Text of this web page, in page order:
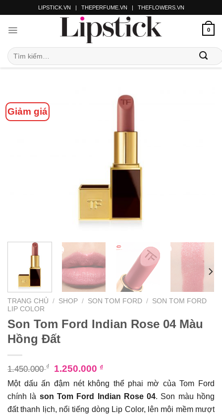
LIPSTICK.VN | THEPERFUME.VN | THEFLOWERS.VN
0
Giảm giá
TRANG CHỦ / SHOP / SON TOM FORD / SON TOM FORD
LIP COLOR
Son Tom Ford Indian Rose 04 Màu
Hồng Đất
1.450.000₫ 1.250.000 ₫
Một dấu ấn đậm nét không thể phai mờ của Tom Ford
chính là son Tom Ford Indian Rose 04. Son màu hồng
đất thanh lịch, nổi tiếng dòng Lip Color, lên môi mềm mượt